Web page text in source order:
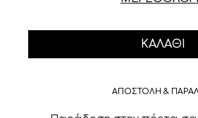
ΚΑΛΆΘΙ
ΑΠΟΣΤΟΛΗ &